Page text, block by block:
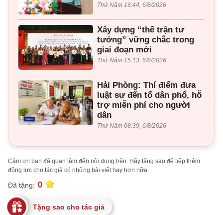
Thứ Năm 16:44, 6/8/2026
Xây dựng “thế trận tư
tưởng” vững chắc trong
giai đoạn mới
Thứ Năm 15:13, 6/8/2026
Hải Phòng: Thí điểm đưa
luật sư đến tổ dân phố, hỗ
trợ miễn phí cho người
dân
Thứ Năm 08:39, 6/8/2026
Cảm ơn bạn đã quan tâm đến nội dung trên. Hãy tặng sao để tiếp thêm
động lực cho tác giả có những bài viết hay hơn nữa.
Đã tặng: 0
Tặng sao cho tác giả